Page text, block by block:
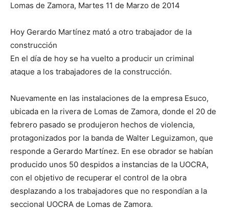
Lomas de Zamora, Martes 11 de Marzo de 2014
Hoy Gerardo Martínez mató a otro trabajador de la
construcción
En el día de hoy se ha vuelto a producir un criminal
ataque a los trabajadores de la construcción.
Nuevamente en las instalaciones de la empresa Esuco,
ubicada en la rivera de Lomas de Zamora, donde el 20 de
febrero pasado se produjeron hechos de violencia,
protagonizados por la banda de Walter Leguizamon, que
responde a Gerardo Martínez. En ese obrador se habían
producido unos 50 despidos a instancias de la UOCRA,
con el objetivo de recuperar el control de la obra
desplazando a los trabajadores que no respondían a la
seccional UOCRA de Lomas de Zamora.